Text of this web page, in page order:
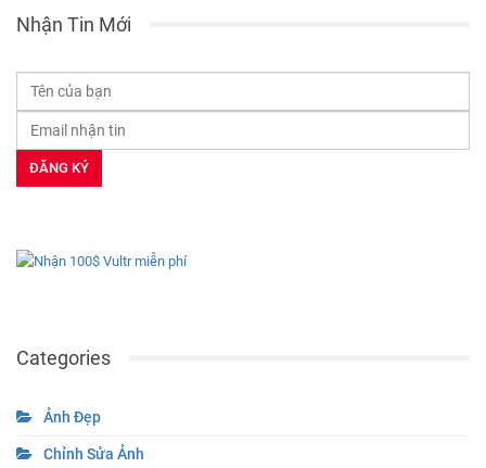
Nhận Tin Mới
Categories
Ảnh Đẹp
Chỉnh Sửa Ảnh